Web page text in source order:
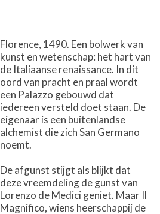
Florence, 1490. Een bolwerk van
kunst en wetenschap: het hart van
de Italiaanse renaissance. In dit
oord van pracht en praal wordt
een Palazzo gebouwd dat
iedereen versteld doet staan. De
eigenaar is een buitenlandse
alchemist die zich San Germano
noemt.
De afgunst stijgt als blijkt dat
deze vreemdeling de gunst van
Lorenzo de Medici geniet. Maar Il
Magnifico, wiens heerschappij de